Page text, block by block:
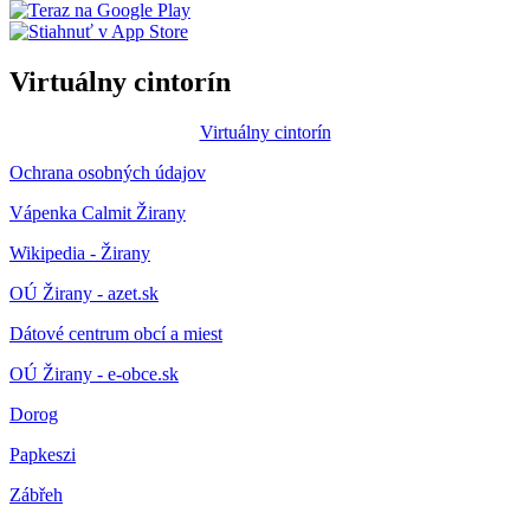
Virtuálny cintorín
Virtuálny cintorín
Ochrana osobných údajov
Vápenka Calmit Žirany
Wikipedia - Žirany
OÚ Žirany - azet.sk
Dátové centrum obcí a miest
OÚ Žirany - e-obce.sk
Dorog
Papkeszi
Zábřeh